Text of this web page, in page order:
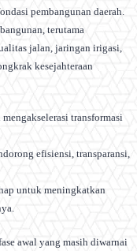
pembangunan daerah.
terutama
jalan, jaringan irigasi,
kesejahteraan
transformasi
efisiensi, transparansi,
untuk meningkatkan
awal yang masih diwarnai